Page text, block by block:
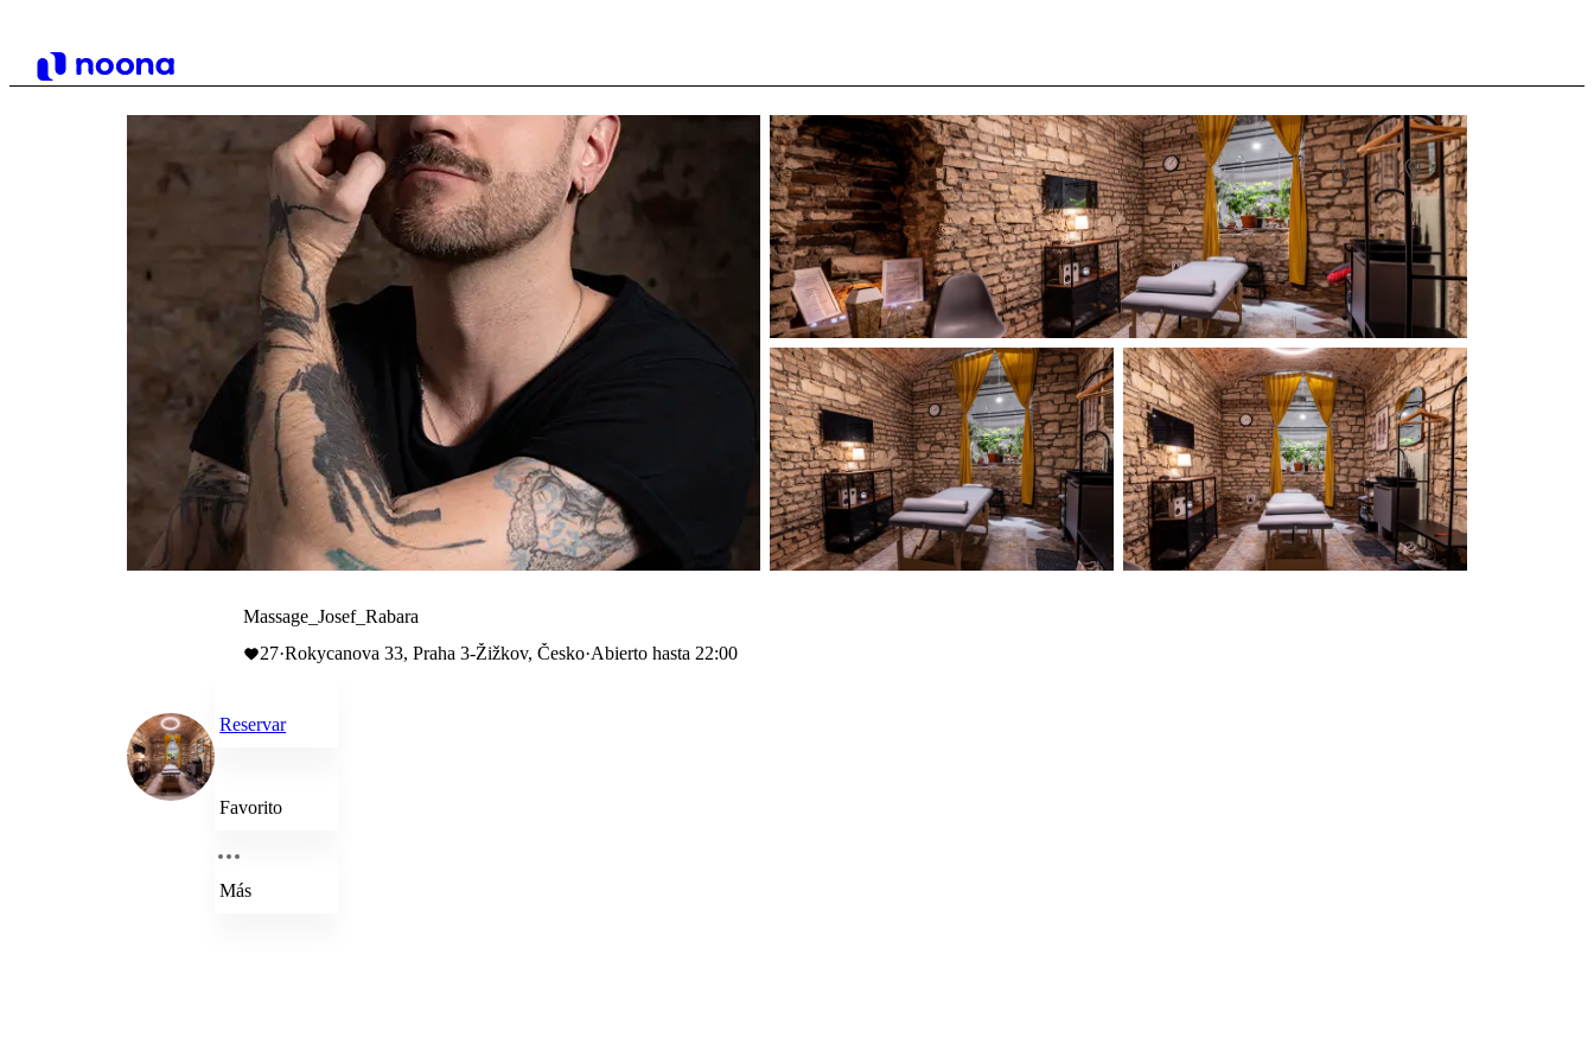
Massage_Josef_Rabara
27·Rokycanova 33, Praha 3-Žižkov, Česko·Abierto hasta 22:00
Reservar
Favorito
Más